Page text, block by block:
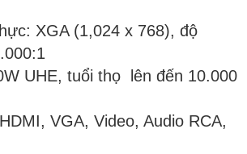
XGA (1,024 x 768), độ
UHE, tuổi thọ lên đến 10.000
VGA, Video, Audio RCA,